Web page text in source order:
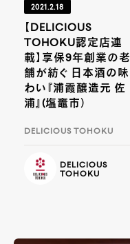
2021.2.18
【DELICIOUS
TOHOKU認定店連
載】享保9年創業の老
舗が紡ぐ 日本酒の味
わい『浦霞醸造元 佐
浦』(塩竈市）
DELICIOUS TOHOKU
DELICIOUS
TOHOKU